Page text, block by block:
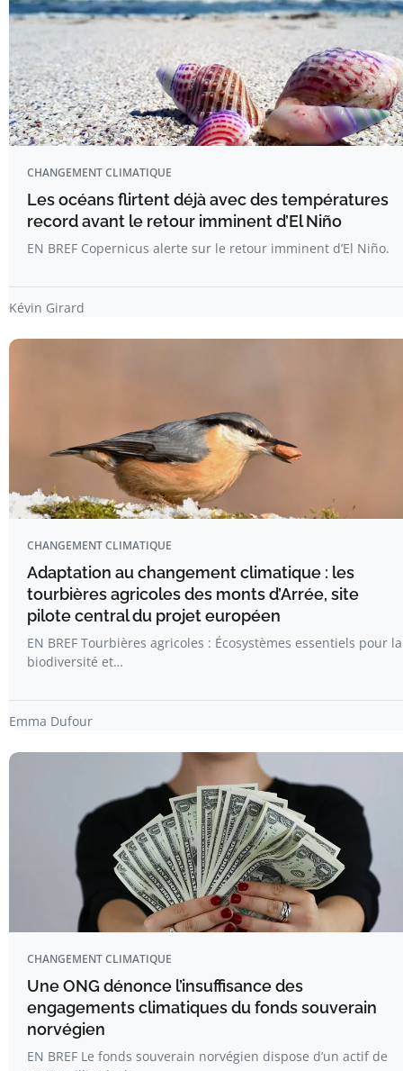
CHANGEMENT CLIMATIQUE
Les océans flirtent déjà avec des températures
record avant le retour imminent d’El Niño
EN BREF Copernicus alerte sur le retour imminent d’El Niño.
Kévin Girard
CHANGEMENT CLIMATIQUE
Adaptation au changement climatique : les
tourbières agricoles des monts d’Arrée, site
pilote central du projet européen
EN BREF Tourbières agricoles : Écosystèmes essentiels pour la
biodiversité et…
Emma Dufour
CHANGEMENT CLIMATIQUE
Une ONG dénonce l’insuffisance des
engagements climatiques du fonds souverain
norvégien
EN BREF Le fonds souverain norvégien dispose d’un actif de